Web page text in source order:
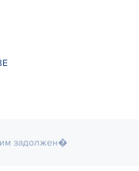
задолжен�